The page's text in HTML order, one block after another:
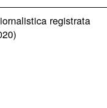
registrata